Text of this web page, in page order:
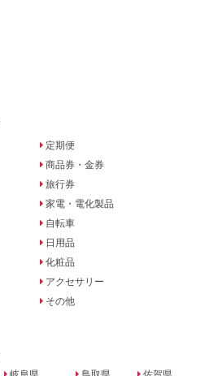
定期便
商品券・金券
旅行券
家電・電化製品
自転車
日用品
化粧品
アクセサリー
その他